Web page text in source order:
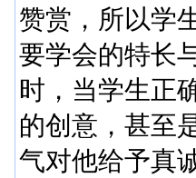
赞赏，所以学
要学会的特长
时，当学生正
的创意，甚至
气对他给予真